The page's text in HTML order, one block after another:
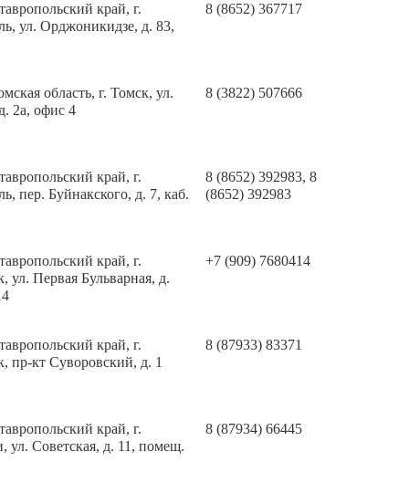
край, г.
ул. Орджоникидзе, д. 83,
8 (8652) 367717
область, г. Томск, ул.
2а, офис 4
8 (3822) 507666
край, г.
пер. Буйнакского, д. 7, каб.
8 (8652) 392983, 8
(8652) 392983
край, г.
ул. Первая Бульварная, д.
+7 (909) 7680414
край, г.
пр-кт Суворовский, д. 1
8 (87933) 83371
край, г.
ул. Советская, д. 11, помещ.
8 (87934) 66445